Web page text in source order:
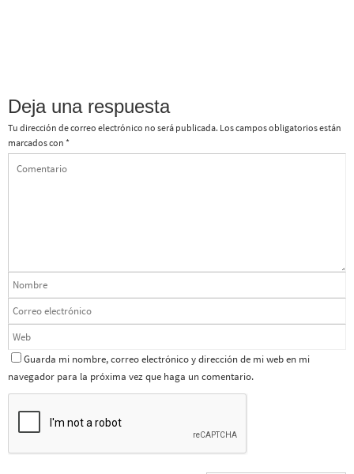
Deja una respuesta
Tu dirección de correo electrónico no será publicada. Los campos obligatorios están
marcados con *
Guarda mi nombre, correo electrónico y dirección de mi web en mi
navegador para la próxima vez que haga un comentario.